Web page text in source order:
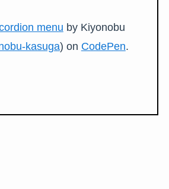
menu by Kiyonobu
kasuga) on CodePen.